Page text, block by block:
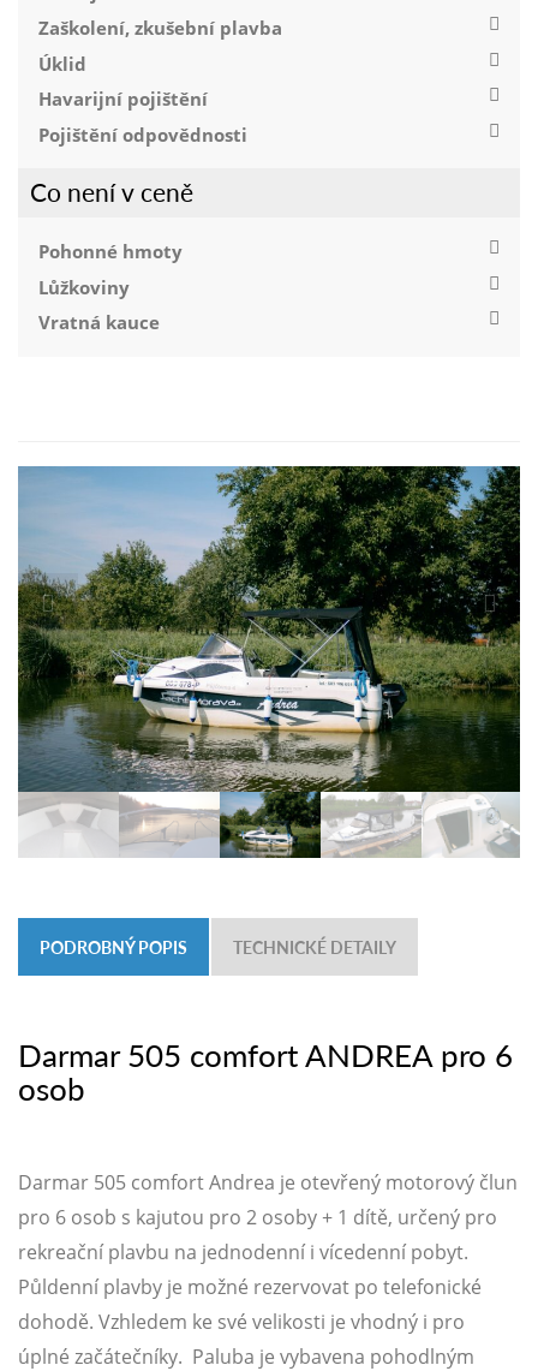
Zaškolení, zkušební plavba
Úklid
Havarijní pojištění
Pojištění odpovědnosti
Co není v ceně
Pohonné hmoty
Lůžkoviny
Vratná kauce
PODROBNÝ POPIS TECHNICKÉ DETAILY
Darmar 505 comfort ANDREA pro 6
osob
Darmar 505 comfort Andrea je otevřený motorový člun
pro 6 osob s kajutou pro 2 osoby + 1 dítě, určený pro
rekreační plavbu na jednodenní i vícedenní pobyt.
Půldenní plavby je možné rezervovat po telefonické
dohodě. Vzhledem ke své velikosti je vhodný i pro
úplné začátečníky. Paluba je vybavena pohodlným